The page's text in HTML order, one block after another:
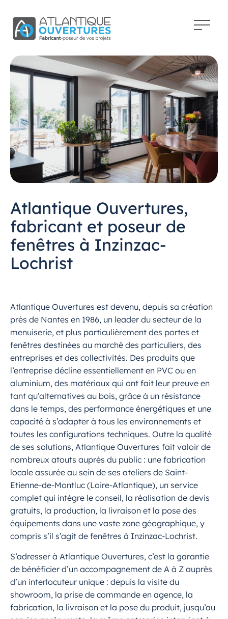
Atlantique Ouvertures,
fabricant et poseur de
fenêtres à Inzinzac-
Lochrist
Atlantique Ouvertures est devenu, depuis sa création
près de Nantes en 1986, un leader du secteur de la
menuiserie, et plus particulièrement des portes et
fenêtres destinées au marché des particuliers, des
entreprises et des collectivités. Des produits que
l’entreprise décline essentiellement en PVC ou en
aluminium, des matériaux qui ont fait leur preuve en
tant qu’alternatives au bois, grâce à un résistance
dans le temps, des performance énergétiques et une
capacité à s’adapter à tous les environnements et
toutes les configurations techniques. Outre la qualité
de ses solutions, Atlantique Ouvertures fait valoir de
nombreux atouts auprès du public : une fabrication
locale assurée au sein de ses ateliers de Saint-
Etienne-de-Montluc (Loire-Atlantique), un service
complet qui intègre le conseil, la réalisation de devis
gratuits, la production, la livraison et la pose des
équipements dans une vaste zone géographique, y
compris s’il s’agit de fenêtres à Inzinzac-Lochrist.
S’adresser à Atlantique Ouvertures, c’est la garantie
de bénéficier d’un accompagnement de A à Z auprès
d’un interlocuteur unique : depuis la visite du
showroom, la prise de commande en agence, la
fabrication, la livraison et la pose du produit, jusqu’au